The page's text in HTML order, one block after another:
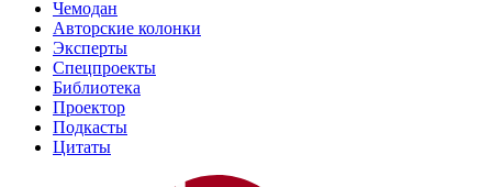
Чемодан
Авторские колонки
Эксперты
Спецпроекты
Библиотека
Проектор
Подкасты
Цитаты